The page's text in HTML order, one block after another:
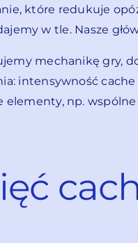
które redukuje
w tle. Nasze
mechanikę gry,
intensywność cache
elementy, np.